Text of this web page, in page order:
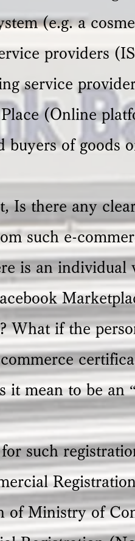
(e.g. a
providers
service
(Online
buyers of goods
Is there any
such e-
is an individual
What if the
it mean to be an
such
of Ministry of